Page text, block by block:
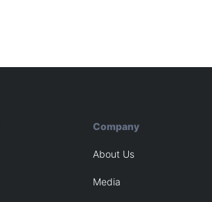
Company
About Us
Media